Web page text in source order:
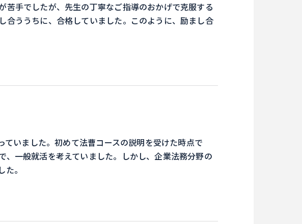
手でしたが、先生の丁寧なご指導のおかげで克服する
合ううちに、合格していました。このように、励まし合
いました。初めて法曹コースの説明を受けた時点で
一般就活を考えていました。しかし、企業法務分野の
。